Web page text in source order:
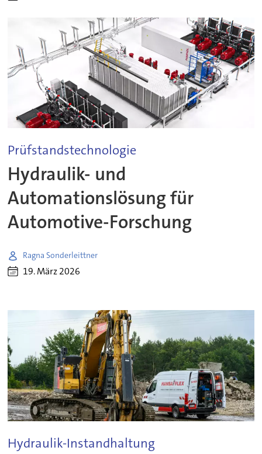
Prüfstandstechnologie
Hydraulik- und
Automationslösung für
Automotive-Forschung
Ragna Sonderleittner
19. März 2026
Hydraulik-Instandhaltung